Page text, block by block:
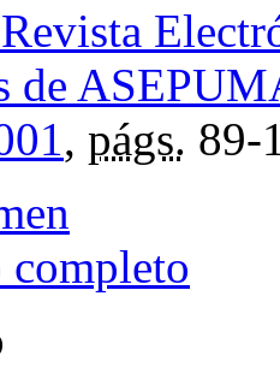
de
, págs. 89-
completo